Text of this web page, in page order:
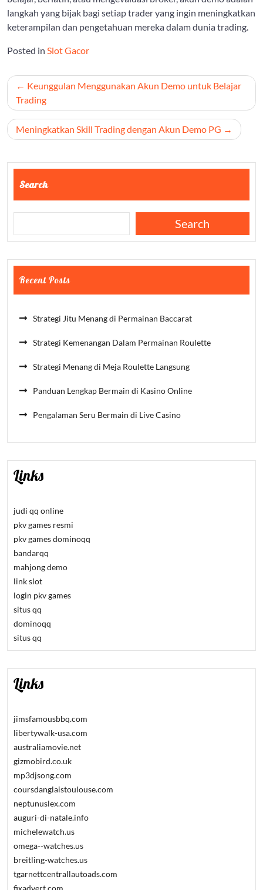
langkah yang bijak bagi setiap trader yang ingin meningkatkan
keterampilan dan pengetahuan mereka dalam dunia trading.
Posted in Slot Gacor
Post
navigation
Keunggulan Menggunakan Akun Demo untuk Belajar
Trading
Meningkatkan Skill Trading dengan Akun Demo PG
Search
Search
Recent Posts
Strategi Jitu Menang di Permainan Baccarat
Strategi Kemenangan Dalam Permainan Roulette
Strategi Menang di Meja Roulette Langsung
Panduan Lengkap Bermain di Kasino Online
Pengalaman Seru Bermain di Live Casino
Links
judi qq online
pkv games resmi
pkv games dominoqq
bandarqq
mahjong demo
link slot
login pkv games
situs qq
dominoqq
situs qq
Links
jimsfamousbbq.com
libertywalk-usa.com
australiamovie.net
gizmobird.co.uk
mp3djsong.com
coursdanglaistoulouse.com
neptunuslex.com
auguri-di-natale.info
michelewatch.us
omega--watches.us
breitling-watches.us
tgarnettcentrallautoads.com
fixadvert.com